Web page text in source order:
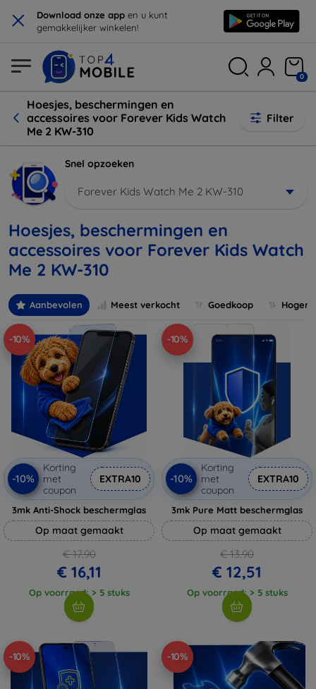
× Download onze app en u kunt
gemakkelijker winkelen!
0
Hoesjes, beschermingen en
accessoires voor Forever Kids Watch
Me 2 KW-310
Filter
Snel opzoeken
Forever Kids Watch Me 2 KW-310
Hoesjes, beschermingen en
accessoires voor Forever Kids Watch
Me 2 KW-310
Aanbevolen Meest verkocht Goedkoop
-10%
-10%
Korting
met
coupon
EXTRA10
3mk Anti-Shock beschermglas
Op maat gemaakt
€ 17,90
€ 16,11
Op voorraad: > 5 stuks
-10%
-10%
Korting
met
coupon
EXTRA10
3mk Pure Matt beschermglas
Op maat gemaakt
€ 13,90
€ 12,51
Op voorraad: > 5 stuks
-10% -10%